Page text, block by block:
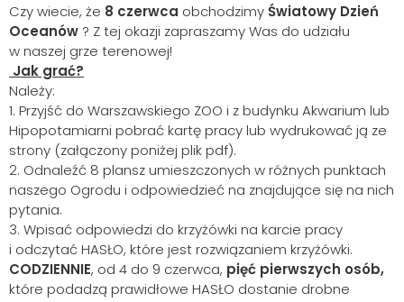
Czy wiecie, że 8 czerwca obchodzimyŚwiatowy Dzień
Oceanów ? Z tej okazji zapraszamy Was do udziału
w naszej grze terenowej!
Jak grać?
Należy:
1. Przyjść do Warszawskiego ZOO i z budynku Akwarium lub
Hipopotamiarni pobrać kartę pracy lub wydrukować ją ze
strony (załączony poniżej plik pdf).
2. Odnaleźć 8 plansz umieszczonych w różnych punktach
naszego Ogrodu i odpowiedzieć na znajdujące się na nich
pytania.
3. Wpisać odpowiedzi do krzyżówki na karcie pracy
i odczytać HASŁO, które jest rozwiązaniem krzyżówki.
CODZIENNIE, od 4 do 9 czerwca, pięć pierwszych osób,
które podadzą prawidłowe HASŁO dostanie drobne